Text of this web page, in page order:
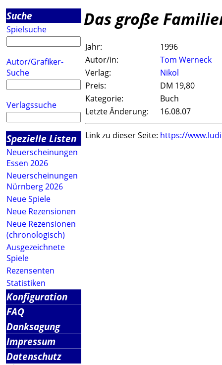
Suche
Spielsuche
Autor/Grafiker-
Suche
Verlagssuche
Spezielle Listen
Neuerscheinungen
Essen 2026
Neuerscheinungen
Nürnberg 2026
Neue Spiele
Neue Rezensionen
Neue Rezensionen
(chronologisch)
Ausgezeichnete
Spiele
Rezensenten
Statistiken
Konfiguration
FAQ
Danksagung
Impressum
Datenschutz
Das große
Jahr:
1996
Autor/in:
Tom Werneck
Verlag:
Nikol
Preis:
DM 19,80
Kategorie:
Buch
Letzte Änderung:
16.08.07
Link zu dieser Seite: https://